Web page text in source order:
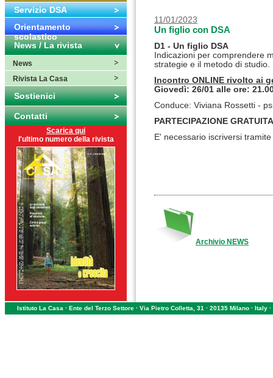
Servizio DSA
Orientamento
scolastico
News / La rivista
News
Rivista La Casa
Sostienici
Contatti
Scarica qui
l'ultimo numero della rivista
11/01/2023
Un figlio con DSA
D1 - Un figlio DSA
Indicazioni per comprendere
strategie e il metodo di studio.
Incontro ONLINE rivolto ai
Giovedì: 26/01 alle ore:
Conduce: Viviana Rossetti -
PARTECIPAZIONE GRATUITA
E' necessario iscriversi tramite
Archivio NEWS
Istituto La Casa · Ente del Terzo Settore · Via Pietro Colletta, 31 · 20135 Milano · Italy